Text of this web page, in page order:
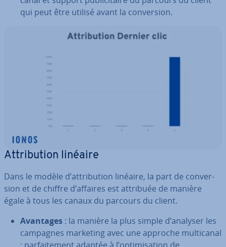
qui peut être utilisé avant la con­ver­sion.
At­tri­bu­tion linéaire
Dans le modèle d’at­tri­bu­tion linéaire, la part de con­ver­
sion et de chiffre d’affaires est attribuée de manière
égale à tous les canaux du parcours du client.
Avantages : la manière la plus simple d’analyser les
campagnes marketing avec une approche mul­ti­ca­nal